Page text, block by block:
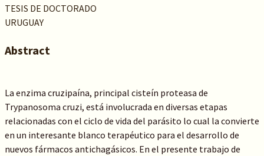
TESIS DE DOCTORADO
URUGUAY
Abstract
La enzima cruzipaína, principal cisteín proteasa de
Trypanosoma cruzi, está involucrada en diversas etapas
relacionadas con el ciclo de vida del parásito lo cual la convierte
en un interesante blanco terapéutico para el desarrollo de
nuevos fármacos antichagásicos. En el presente trabajo de